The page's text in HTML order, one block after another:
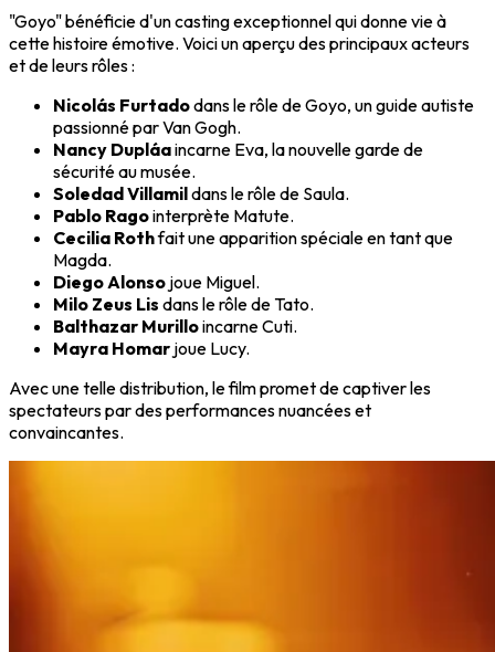
"Goyo" bénéficie d'un casting exceptionnel qui donne vie à
cette histoire émotive. Voici un aperçu des principaux acteurs
et de leurs rôles :
Nicolás Furtadodans le rôle de Goyo, un guide autiste
passionné par Van Gogh.
Nancy Dupláaincarne Eva, la nouvelle garde de
sécurité au musée.
Soledad Villamildans le rôle de Saula.
Pablo Ragointerprète Matute.
Cecilia Rothfait une apparition spéciale en tant que
Magda.
Diego Alonso joue Miguel.
Milo Zeus Lis dans le rôle de Tato.
Balthazar Murilloincarne Cuti.
Mayra Homar joue Lucy.
Avec une telle distribution, le film promet de captiver les
spectateurs par des performances nuancées et
convaincantes.